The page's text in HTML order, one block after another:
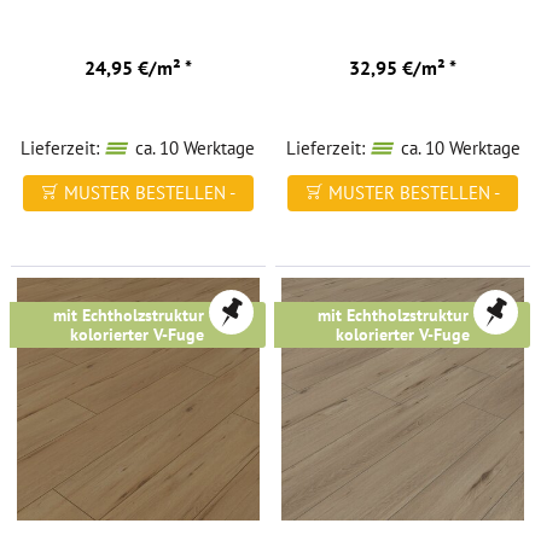
24,95 €/m² *
Lieferzeit:
ca. 10 Werktage
MUSTER BESTELLEN -
32,95 €/m² *
Lieferzeit:
ca. 10 Werktage
MUSTER BESTELLEN -
mit Echtholzstruktur &
kolorierter V-Fuge
mit Echtholzstruktur &
kolorierter V-Fuge